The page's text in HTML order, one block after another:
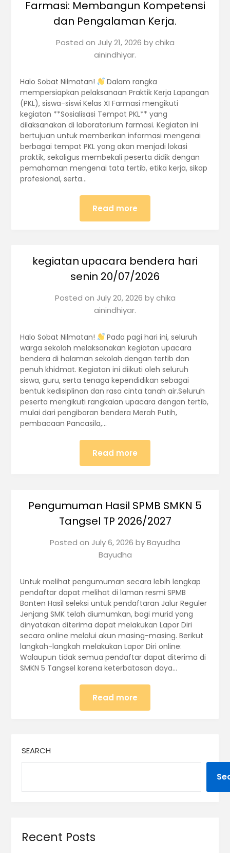
Farmasi: Membangun Kompetensi
dan Pengalaman Kerja.
Posted on July 21, 2026 bychika
ainindhiyar.
Halo Sobat Nilmatan!
Dalam rangka
mempersiapkan pelaksanaan Praktik Kerja Lapangan
(PKL), siswa-siswi Kelas XI Farmasi mengikuti
kegiatan **Sosialisasi Tempat PKL** yang
dilaksanakan di laboratorium farmasi. Kegiatan ini
bertujuan untuk memberikan informasi mengenai
berbagai tempat PKL yang akan menjadi lokasi
praktik, sekaligus membekali peserta didik dengan
pemahaman mengenai tata tertib, etika kerja, sikap
profesional, serta…
Read more
kegiatan upacara bendera hari
senin 20/07/2026
Posted on July 20, 2026 bychika
ainindhiyar.
Halo Sobat Nilmatan!
Pada pagi hari ini, seluruh
warga sekolah melaksanakan kegiatan upacara
bendera di halaman sekolah dengan tertib dan
penuh khidmat. Kegiatan ini diikuti oleh seluruh
siswa, guru, serta tenaga kependidikan sebagai
bentuk kedisiplinan dan rasa cinta tanah air.Seluruh
peserta mengikuti rangkaian upacara dengan tertib,
mulai dari pengibaran bendera Merah Putih,
pembacaan Pancasila,…
Read more
Pengumuman Hasil SPMB SMKN 5
Tangsel TP 2026/2027
Posted on July 6, 2026 byBayudha
Bayudha
Untuk melihat pengumuman secara lebih lengkap
pendaftar dapat melihat di laman resmi SPMB
Banten Hasil seleksi untuk pendaftaran Jalur Reguler
Jenjang SMK telah diumumkan, bagi murid yang
dinyatakan diterima dapat melakukan Lapor Diri
secara online melalui akun masing-masing. Berikut
langkah-langkah melakukan Lapor Diri online:
Walaupun tidak semua pendaftar dapat diterima di
SMKN 5 Tangsel karena keterbatasan daya…
Read more
SEARCH
Recent Posts